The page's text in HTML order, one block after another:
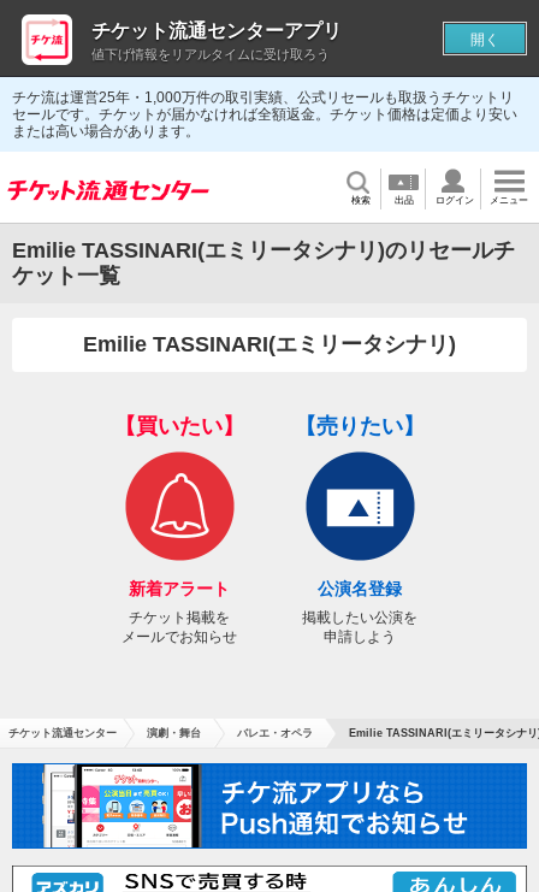
チケ流は運営25年・1,000万件の取引実績、公式リセールも取扱うチケットリ
セールです。チケットが届かなければ全額返金。チケット価格は定価より安い
または高い場合があります。
検索 出品 ログイン メニュー
Emilie TASSINARI(エミリータシナリ)のリセールチ
ケット一覧
Emilie TASSINARI(エミリータシナリ)
【買いたい】
新着アラート
チケット掲載を
メールでお知らせ
【売りたい】
公演名登録
掲載したい公演を
申請しよう
チケット流通センター 演劇・舞台 バレエ・オペラ Emilie TASSINARI(エミリータシナ
チケット流通センターアプリ
値下げ情報をリアルタイムに受け取ろう
開く